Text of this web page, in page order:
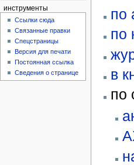
по
по
в
по
инструменты
Ссылки сюда
Связанные правки
Спецстраницы
Версия для печати
Постоянная ссылка
Сведения о странице